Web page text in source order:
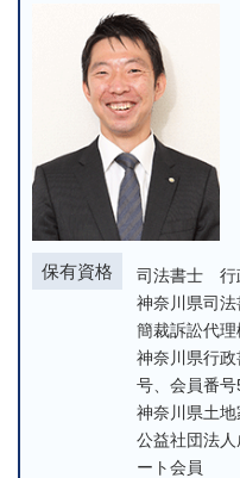
保有資格
司法書士 行
神奈川県司
簡裁訴訟代
神奈川県行
号、会員番
神奈川県土
公益社団法
ート会員